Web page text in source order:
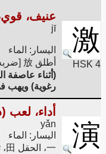
激
HSK 4
عنيف،
jī
أطلق 放 [ضربه في جانبه 方 攵 حتى يتركه] قارن 敫)
(أثناء عاصفة
رغوية) ويهب
演
أداء، لعب
yǎn
一، الحقل 田، ثمانية 八)